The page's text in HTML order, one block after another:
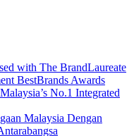
with The BrandLaureate
BestBrands Awards
No.1 Integrated
Malaysia Dengan